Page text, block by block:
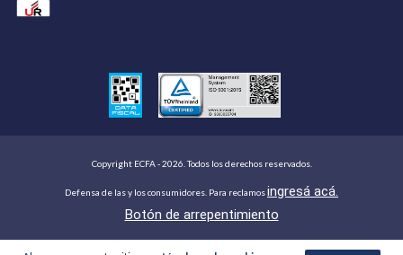
Copyright ECFA - 2026. Todos los derechos reservados.
Defensa de las y los consumidores. Para reclamosingresá acá.
Botón de arrepentimiento